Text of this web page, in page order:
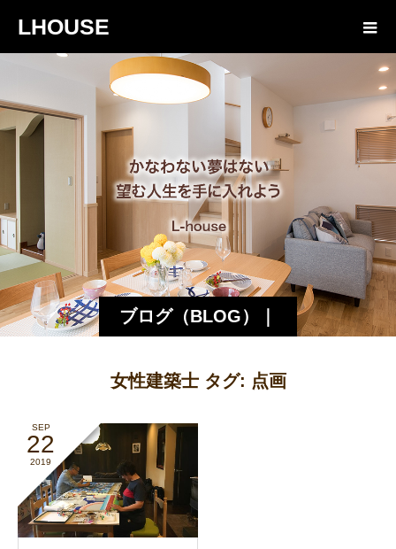
LHOUSE
ブログ（BLOG）｜
エルハウス
女性建築士 タグ: 点画
SEP
22
2019